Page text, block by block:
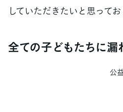
していただきたいと思ってお
全ての子どもたちに漏
公